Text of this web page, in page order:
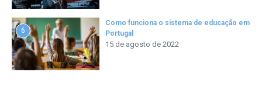
6
Como funciona o sistema de educação em
Portugal
15 de agosto de 2022